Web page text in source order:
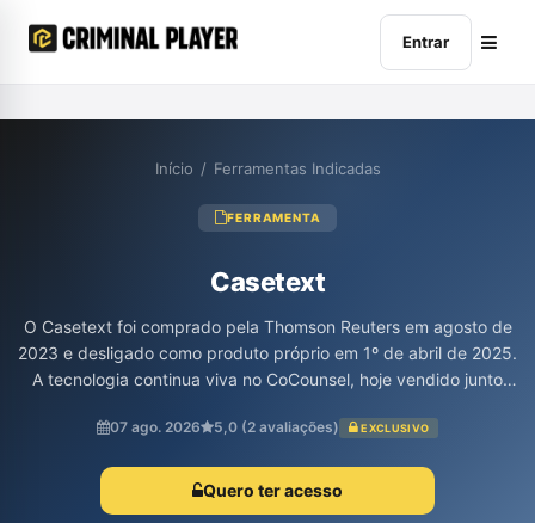
Entrar
Início / Ferramentas Indicadas
FERRAMENTA
Casetext
O Casetext foi comprado pela Thomson Reuters em agosto de
2023 e desligado como produto próprio em 1º de abril de 2025.
A tecnologia continua viva no CoCounsel, hoje vendido junto
português no Brasil. Esta página reúne o que a ferramenta fazia,
comenta: a base pesquisada era o direito americano, o que
muda bastante o que ela responderia sobre um caso brasileiro.
07 ago. 2026 5,0 (2 avaliações) EXCLUSIVO
Quero ter acesso